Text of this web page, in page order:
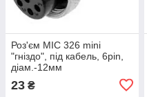
Роз'єм MIC 326 mini
"гніздо", під кабель, 6pin,
діам.-12мм
23 ₴